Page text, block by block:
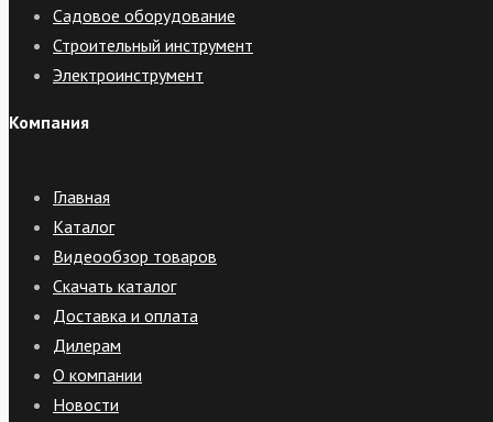
Садовое оборудование
Строительный инструмент
Электроинструмент
Компания
Главная
Каталог
Видеообзор товаров
Скачать каталог
Доставка и оплата
Дилерам
О компании
Новости